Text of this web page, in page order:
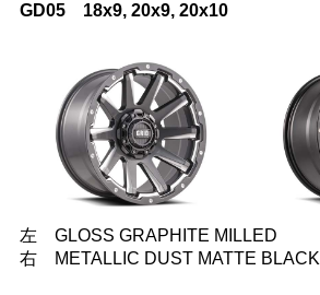
GD05 18x9, 20x9, 20x10
左 GLOSS GRAPHITE MILLED
右 METALLIC DUST MATTE BLACK